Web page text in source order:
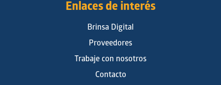
Enlaces de interés
Brinsa Digital
Proveedores
Trabaje con nosotros
Contacto